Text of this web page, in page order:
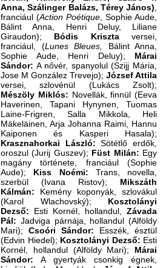
Anna, Szálinger Balázs, Térey János)
franciául (Action Poétique , Sophie Aude,
Bálint Anna, Henri Deluy, Liliane
Giraudon); Bódis Krisztaversei,
franciául, (Lunes Bleues,
Bálint Anna,
Sophie Aude, Henri Deluy); Márai
Sándor: A nővér, spanyolul (Szijj Mária,
Jose M González Trevejo); József Attila
versei, szlovénül (Lukács Zsolt);
Mészöly Miklós: Novellák, finnül (Eeva
Haverinen, Tapani Hynynen, Tuomas
Laine-Frigren, Salla Mikkola, Heli
Mäkeläinen, Arja Johanna Raimi, Hannu
Kaiponen és Kasperi Hasala);
Krasznahorkai László: Sötétlő erdők,
oroszul (Jurij Guszev); Füst Milán: Egy
magány története, franciául (Sophie
Aude); Kiss Noémi: Trans, novella,
szerbül (Ivana Ristov); Mikszáth
Kálmán: Kemény koponyák, szlovákul
(Karol Wlachovský); Kosztolányi
Dezső: Esti Kornél, hollandul, Závada
Pál: Jadviga párnája, hollandul (Alföldy
Mari); Csoóri Sándor: Esszék, észtül
(Edvin Hiedel); Kosztolányi Dezső: Esti
Kornél, hollandul (Alföldy Mari); Márai
Sándor: A gyertyák csonkig égnek,